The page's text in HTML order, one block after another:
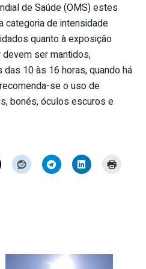
de Saúde (OMS) estes
categoria de intensidade
quanto à exposição
ser mantidos,
10 às 16 horas, quando há
se o uso de
bonés, óculos escuros e